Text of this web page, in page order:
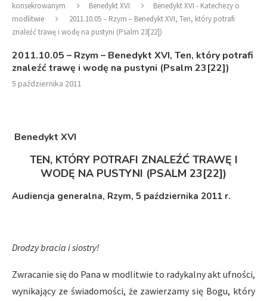
konsekrowanym
Benedykt XVI
Benedykt XVI - Katechezy o
modlitwie
2011.10.05 – Rzym – Benedykt XVI, Ten, który potrafi
znaleźć trawę i wodę na pustyni (Psalm 23[22])
2011.10.05 – Rzym – Benedykt XVI, Ten, który potrafi
znaleźć trawę i wodę na pustyni (Psalm 23[22])
5 października 2011
Benedykt XVI
TEN, KTÓRY POTRAFI ZNALEŹĆ TRAWĘ I
WODĘ NA PUSTYNI (PSALM 23[22])
Audiencja generalna, Rzym, 5 października 2011 r.
Drodzy bracia i siostry!
Zwracanie się do Pana w modlitwie to radykalny akt ufności,
wynikający ze świadomości, że zawierzamy się Bogu, który